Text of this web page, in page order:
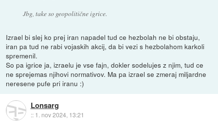
Jbg, take so geopolitične igrice.
Izrael bi slej ko prej iran napadel tud ce hezbolah ne bi obstaju,
iran pa tud ne rabi vojaskih akcij, da bi vezi s hezbolahom karkoli
spremenil.
So pa igrice ja, izraelu je vse fajn, dokler sodelujes z njim, tud ce
ne sprejemas njihovi normativov. Ma pa izrael se zmeraj miljardne
neresene pufe pri iranu :)
Lonsarg
:: 1. nov 2024, 13:21